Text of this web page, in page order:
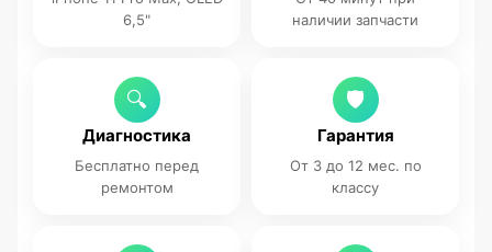
6,5"
наличии запчасти
🔍
Диагностика
Бесплатно перед
ремонтом
🛡
Гарантия
От 3 до 12 мес. по
классу